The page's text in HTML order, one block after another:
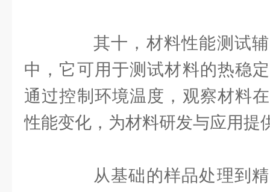
其十，材料性能测试辅
中，它可用于测试材料的热稳
通过控制环境温度，观察材料
性能变化，为材料研发与应用提
从基础的样品处理到精